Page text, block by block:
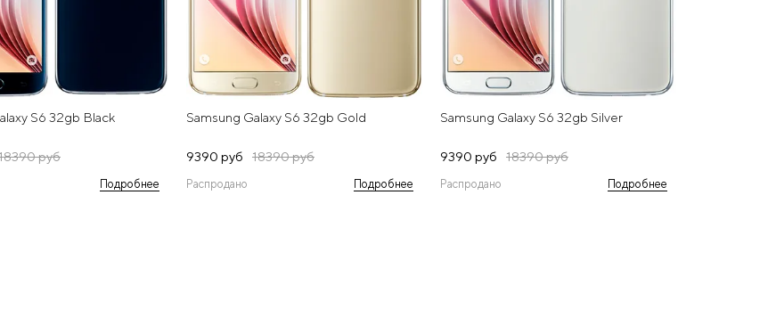
S6 32gb Black
руб
Подробнее
Samsung Galaxy S6 32gb Gold
9390 руб 18390 руб
Распродано Подробнее
Samsung Galaxy S6 32gb Silver
9390 руб 18390 руб
Распродано Подробнее